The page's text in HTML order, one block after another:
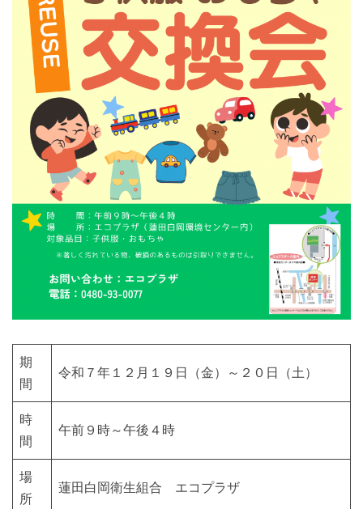
期
間
令和７年１２月１９日（金）～２０日（土）
時
間
午前９時～午後４時
場
所
蓮田白岡衛生組合 エコプラザ